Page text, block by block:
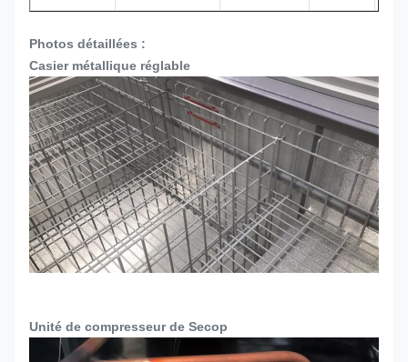
Photos détaillées :
Casier métallique réglable
Unité de compresseur de Secop